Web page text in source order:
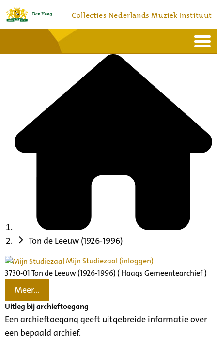
Collecties Nederlands Muziek Instituut
Bronnen en collecties
Ton de Leeuw (1926-1996)
Mijn Studiezaal (inloggen)
3730-01 Ton de Leeuw (1926-1996) ( Haags Gemeentearchief )
Meer...
Uitleg bij archieftoegang
Een archieftoegang geeft uitgebreide informatie over
een bepaald archief.